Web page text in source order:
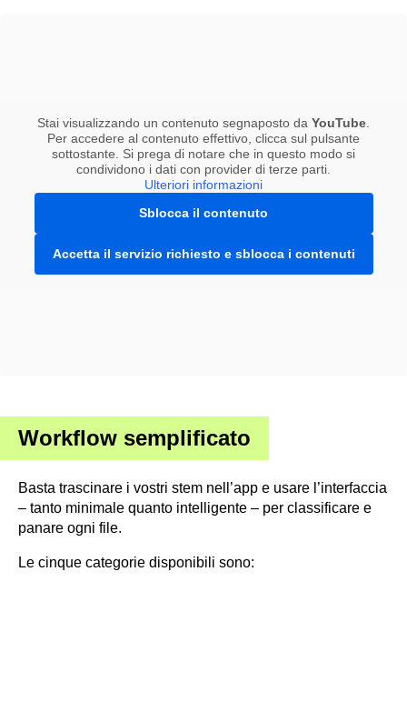
Stai visualizzando un contenuto segnaposto da YouTube
Per accedere al contenuto effettivo, clicca sul pulsante
sottostante. Si prega di notare che in questo modo si
condividono i dati con provider di terze parti.
Ulteriori informazioni
Sblocca il contenuto
Accetta il servizio richiesto e sblocca i contenuti
Workflow semplificato
Basta trascinare i vostri stem nell’app e usare l’interfaccia
– tanto minimale quanto intelligente – per classificare e
panare ogni file.
Le cinque categorie disponibili sono: